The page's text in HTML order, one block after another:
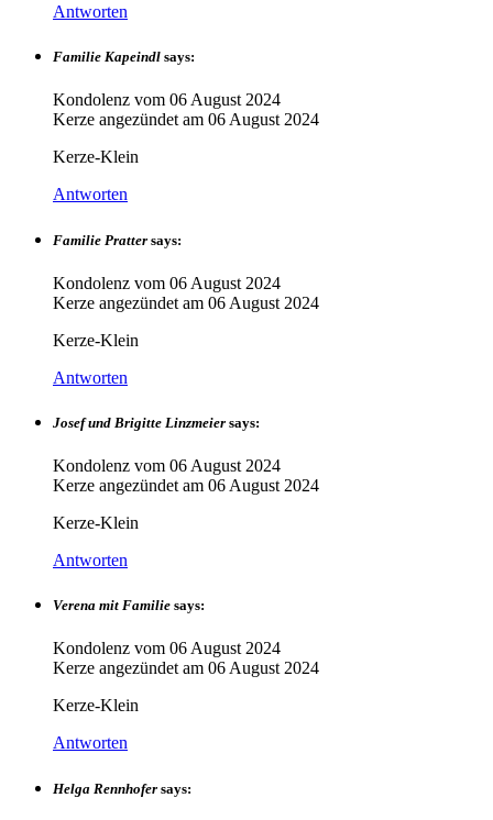
Antworten
Familie Kapeindl says:
Kondolenz vom 06 August 2024
Kerze angezündet am 06 August 2024
Kerze-Klein
Antworten
Familie Pratter says:
Kondolenz vom 06 August 2024
Kerze angezündet am 06 August 2024
Kerze-Klein
Antworten
Josef und Brigitte Linzmeier says:
Kondolenz vom 06 August 2024
Kerze angezündet am 06 August 2024
Kerze-Klein
Antworten
Verena mit Familie says:
Kondolenz vom 06 August 2024
Kerze angezündet am 06 August 2024
Kerze-Klein
Antworten
Helga Rennhofer says: